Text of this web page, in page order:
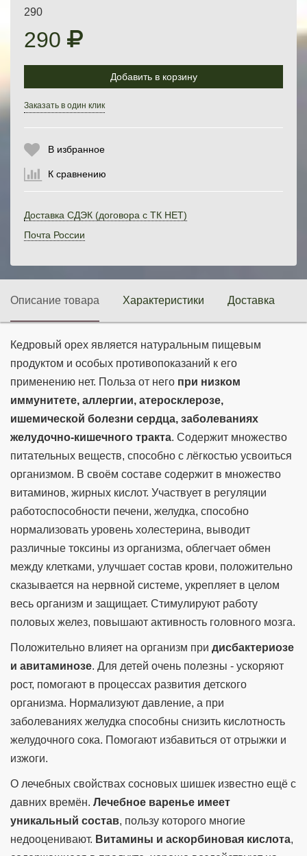
290
290
Выберите количество:
Продолжить
Добавить в корзину
Заказать в один клик
В избранное
К сравнению
Доставка СДЭК (договора с ТК НЕТ)
Почта России
Описание товара Характеристики Доставка
Кедровый орех является натуральным пищевым
продуктом и особых противопоказаний к его
применению нет. Польза от него при низком
иммунитете, аллергии, атеросклерозе,
ишемической болезни сердца, заболеваниях
желудочно-кишечного тракта. Содержит множество
питательных веществ, способно с лёгкостью усвоиться
организмом. В своём составе содержит в множество
витаминов, жирных кислот. Участвует в регуляции
работоспособности печени, желудка, способно
нормализовать уровень холестерина, выводит
различные токсины из организма, облегчает обмен
между клетками, улучшает состав крови, положительно
сказывается на нервной системе, укрепляет в целом
весь организм и защищает. Стимулируют работу
половых желез, повышают активность головного мозга.
Положительно влияет на организм при дисбактериозе
и авитаминозе. Для детей очень полезны - ускоряют
рост, помогают в процессах развития детского
организма. Нормализуют давление, а при
заболеваниях желудка способны снизить кислотность
желудочного сока. Помогают избавиться от отрыжки и
изжоги.
О лечебных свойствах сосновых шишек известно ещё с
давних времён. Лечебное варенье имеет
уникальный состав, пользу которого многие
недооценивают. Витамины и аскорбиновая кислота,